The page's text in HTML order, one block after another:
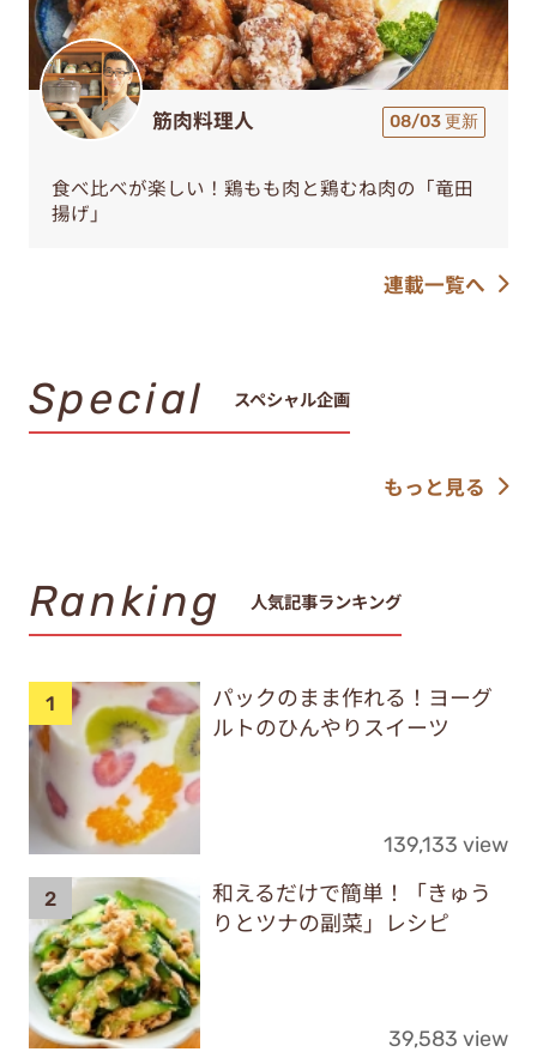
筋肉料理人 08/03 更新
食べ比べが楽しい！鶏もも肉と鶏むね肉の「竜田
揚げ」
連載一覧へ
Special スペシャル企画
もっと見る
Ranking 人気記事ランキング
パックのまま作れる！ヨーグ
ルトのひんやりスイーツ
139,133 view
和えるだけで簡単！「きゅう
りとツナの副菜」レシピ
39,583 view